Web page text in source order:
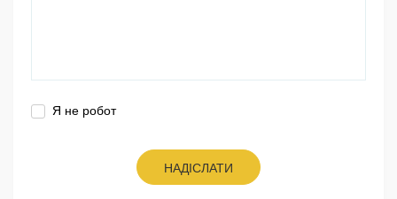
Я не робот
НАДІСЛАТИ